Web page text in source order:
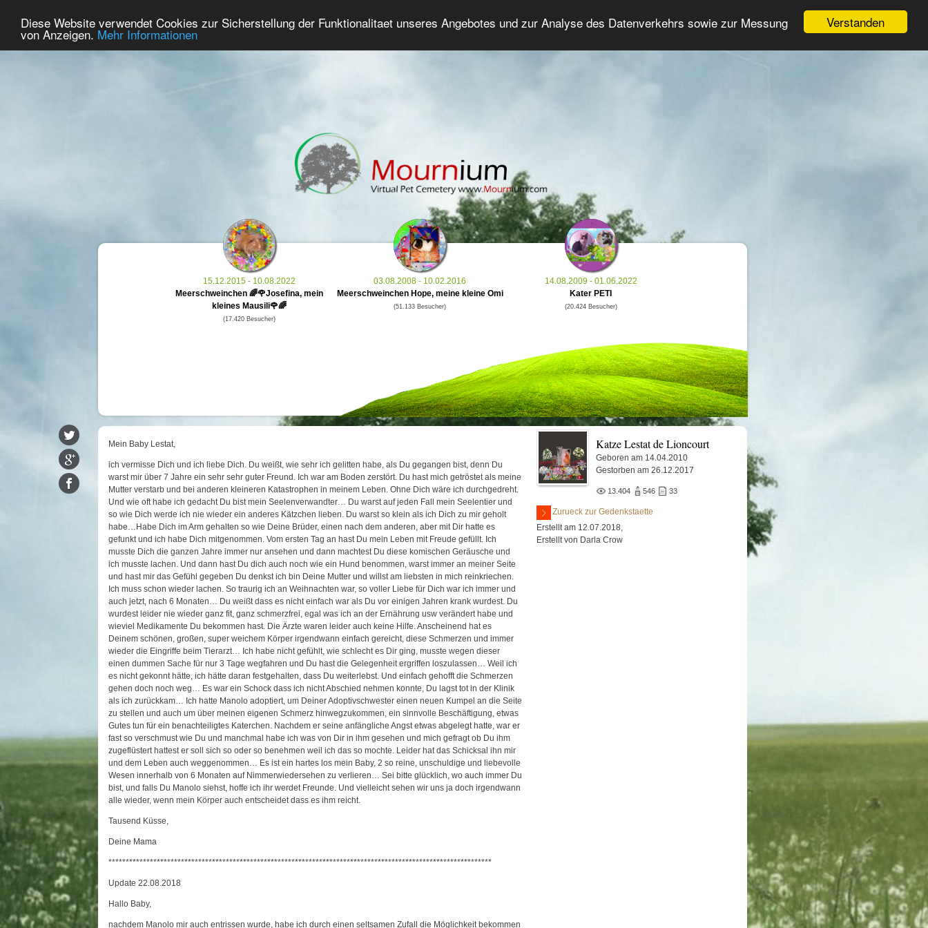
Verstanden
Diese Website verwendet Cookies zur Sicherstellung der Funktionalitaet unseres Angebotes und zur Analyse des Datenverkehrs sowie zur Messung
von Anzeigen. Mehr Informationen
Home Premium Gedenken Tierforum Erweiterte Suche Anmelden
15.12.2015 - 10.08.2022
Meerschweinchen 🌈🌹Josefina, mein
kleines Mausili🌹🌈
(17.420 Besucher)
03.08.2008 - 10.02.2016
Meerschweinchen Hope, meine kleine Omi
(51.133 Besucher)
14.08.2009 - 01.06.2022
Kater PETI
(20.424 Besucher)
Mein Baby Lestat,
ich vermisse Dich und ich liebe Dich. Du weißt, wie sehr ich gelitten habe, als Du gegangen bist, denn Du
warst mir über 7 Jahre ein sehr sehr guter Freund. Ich war am Boden zerstört. Du hast mich getröstet als meine
Mutter verstarb und bei anderen kleineren Katastrophen in meinem Leben. Ohne Dich wäre ich durchgedreht.
Und wie oft habe ich gedacht Du bist mein Seelenverwandter… Du warst auf jeden Fall mein Seelentier und
so wie Dich werde ich nie wieder ein anderes Kätzchen lieben. Du warst so klein als ich Dich zu mir geholt
habe…Habe Dich im Arm gehalten so wie Deine Brüder, einen nach dem anderen, aber mit Dir hatte es
gefunkt und ich habe Dich mitgenommen. Vom ersten Tag an hast Du mein Leben mit Freude gefüllt. Ich
musste Dich die ganzen Jahre immer nur ansehen und dann machtest Du diese komischen Geräusche und
ich musste lachen. Und dann hast Du dich auch noch wie ein Hund benommen, warst immer an meiner Seite
und hast mir das Gefühl gegeben Du denkst ich bin Deine Mutter und willst am liebsten in mich reinkriechen.
Ich muss schon wieder lachen. So traurig ich an Weihnachten war, so voller Liebe für Dich war ich immer und
auch jetzt, nach 6 Monaten… Du weißt dass es nicht einfach war als Du vor einigen Jahren krank wurdest. Du
wurdest leider nie wieder ganz fit, ganz schmerzfrei, egal was ich an der Ernährung usw verändert habe und
wieviel Medikamente Du bekommen hast. Die Ärzte waren leider auch keine Hilfe. Anscheinend hat es
Deinem schönen, großen, super weichem Körper irgendwann einfach gereicht, diese Schmerzen und immer
wieder die Eingriffe beim Tierarzt… Ich habe nicht gefühlt, wie schlecht es Dir ging, musste wegen dieser
einen dummen Sache für nur 3 Tage wegfahren und Du hast die Gelegenheit ergriffen loszulassen… Weil ich
es nicht gekonnt hätte, ich hätte daran festgehalten, dass Du weiterlebst. Und einfach gehofft die Schmerzen
gehen doch noch weg… Es war ein Schock dass ich nicht Abschied nehmen konnte, Du lagst tot in der Klinik
als ich zurückkam… Ich hatte Manolo adoptiert, um Deiner Adoptivschwester einen neuen Kumpel an die Seite
zu stellen und auch um über meinen eigenen Schmerz hinwegzukommen, ein sinnvolle Beschäftigung, etwas
Gutes tun für ein benachteiligtes Katerchen. Nachdem er seine anfängliche Angst etwas abgelegt hatte, war er
fast so verschmust wie Du und manchmal habe ich was von Dir in ihm gesehen und mich gefragt ob Du ihm
zugeflüstert hattest er soll sich so oder so benehmen weil ich das so mochte. Leider hat das Schicksal ihn mir
und dem Leben auch weggenommen… Es ist ein hartes los mein Baby, 2 so reine, unschuldige und liebevolle
Wesen innerhalb von 6 Monaten auf Nimmerwiedersehen zu verlieren… Sei bitte glücklich, wo auch immer Du
bist, und falls Du Manolo siehst, hoffe ich ihr werdet Freunde. Und vielleicht sehen wir uns ja doch irgendwann
alle wieder, wenn mein Körper auch entscheidet dass es ihm reicht.
Tausend Küsse,
Deine Mama
***************************************************************************************************************
Update 22.08.2018
Hallo Baby,
nachdem Manolo mir auch entrissen wurde, habe ich durch einen seltsamen Zufall die Möglichkeit bekommen
Katze Lestat de Lioncourt
Geboren am 14.04.2010
Gestorben am 26.12.2017
13.404 546 33
Zurueck zur Gedenkstaette
Erstellt am 12.07.2018,
Erstellt von Darla Crow